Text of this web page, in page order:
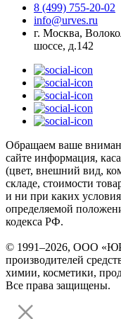
8 (499) 755-20-02
info@urves.ru
г. Москва,
шоссе, д.142
Обращаем ваше
сайте информация,
(цвет, внешний вид,
складе, стоимости
и ни при каких
определяемой
кодекса РФ.
© 1991–2026, ООО
производителей
химии, косметики,
Все права защищены.